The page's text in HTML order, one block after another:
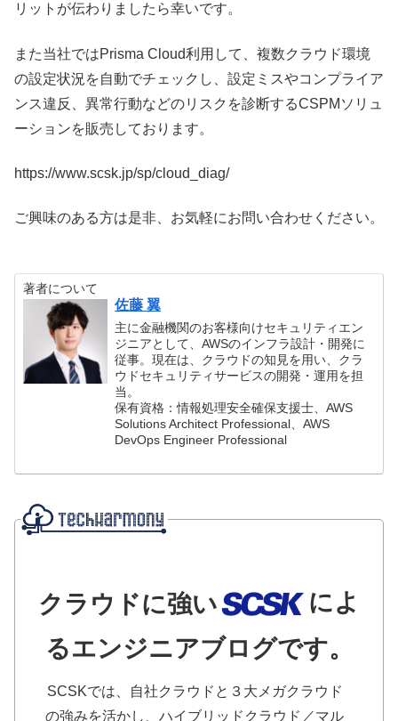
リットが伝わりましたら幸いです。
また当社ではPrisma Cloud利用して、複数クラウド環境
の設定状況を自動でチェックし、設定ミスやコンプライア
ンス違反、異常行動などのリスクを診断するCSPMソリュ
ーションを販売しております。
https://www.scsk.jp/sp/cloud_diag/
ご興味のある方は是非、お気軽にお問い合わせください。
著者について
佐藤 翼
主に金融機関のお客様向けセキュリティエン
ジニアとして、AWSのインフラ設計・開発に
従事。現在は、クラウドの知見を用い、クラ
ウドセキュリティサービスの開発・運用を担
当。
保有資格：情報処理安全確保支援士、AWS
Solutions Architect Professional、AWS
DevOps Engineer Professional
クラウドに強い
によ
るエンジニアブログです。
SCSKでは、自社クラウドと３大メガクラウド
の強みを活かし、ハイブリッドクラウド／マル